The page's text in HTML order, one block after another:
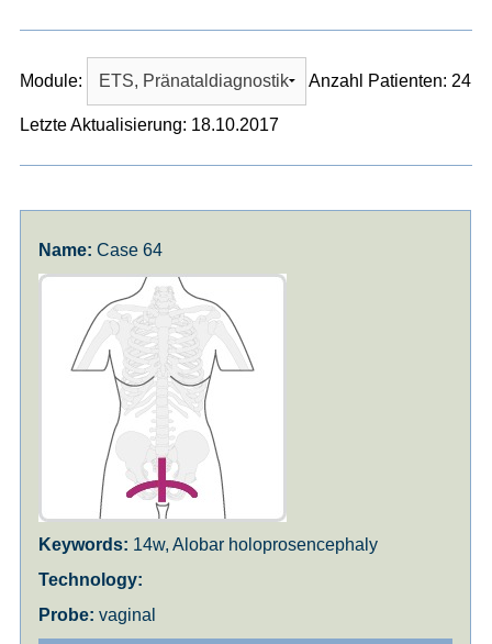
Module: Anzahl Patienten: 24
Letzte Aktualisierung: 18.10.2017
Case 64
14w, Alobar holoprosencephaly
vaginal